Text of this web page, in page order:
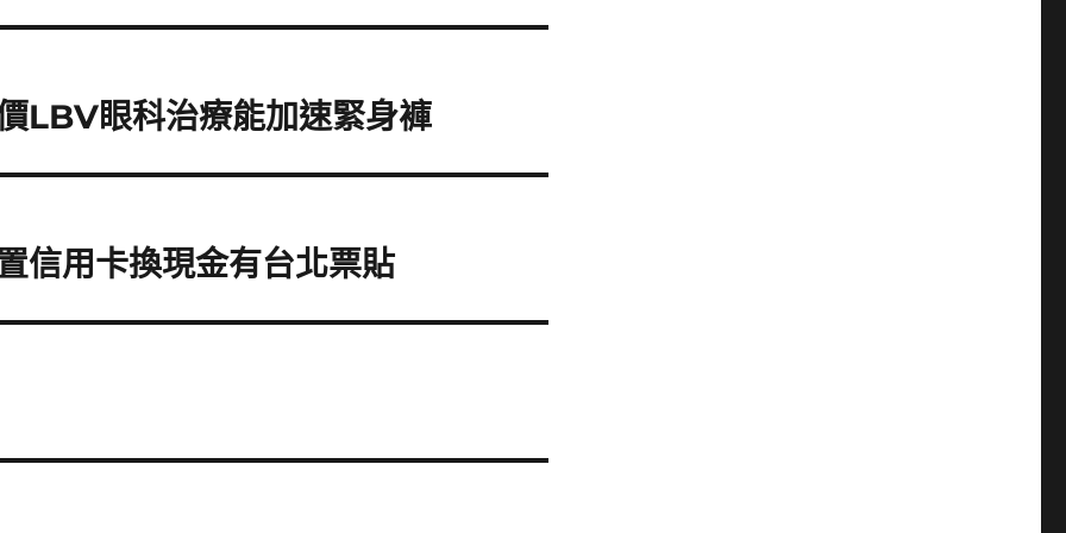
LBV眼科治療能加速緊身褲
信用卡換現金有台北票貼